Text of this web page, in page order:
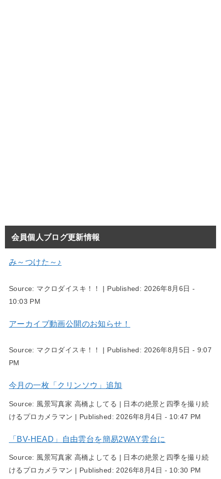
会員個人ブログ更新情報
み～つけた～♪
Source: マクロダイスキ！！ | Published: 2026年8月6日 -
10:03 PM
アーカイブ動画公開のお知らせ！
Source: マクロダイスキ！！ | Published: 2026年8月5日 - 9:07
PM
今月の一枚「クリンソウ」追加
Source: 風景写真家 高橋よしてる | 日本の絶景と四季を撮り続
けるプロカメラマン | Published: 2026年8月4日 - 10:47 PM
「BV-HEAD」自由雲台を簡易2WAY雲台に
Source: 風景写真家 高橋よしてる | 日本の絶景と四季を撮り続
けるプロカメラマン | Published: 2026年8月4日 - 10:30 PM